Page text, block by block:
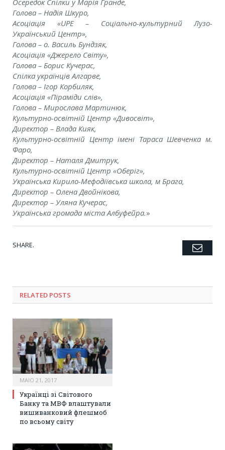
Осередок Спілки у Марія Гранде,
Голова – Надія Шкуро,
Асоціація «UPE – Соціально-культурний Лузо-
Український Центр»,
Голова – о. Василь Бундзяк,
Асоціація «Джерело Світу»,
Голова – Борис Кучерас,
Спілка українців Алгарве,
Голова – Ігор Корбиляк,
Асоціація «Піраміди слів»,
Голова – Мирослава Мартинюк,
Культурно-освітній Центр «Дивосвіт»,
Директор – Влада Кияк,
Культурно-освітній Центр імені Тараса Шевченка м.
Фаро,
Директор – Наталя Дмитрук,
Культурно-освітній Центр «Оберіг»,
Українська Кирило-Мефодіївська школа, м Брага,
Директор – Олена Двойнікова,
Директор – Уляна Кучерас,
Українська громада міста Албуфейра.»
SHARE. Twitter
Facebook
Google+
Pinterest
LinkedIn
Tumblr
RELATED POSTS
MAIO 21, 2017
Українці зі Світового
Банку та МВФ влаштували
вишиванковий флешмоб
по всьому світу